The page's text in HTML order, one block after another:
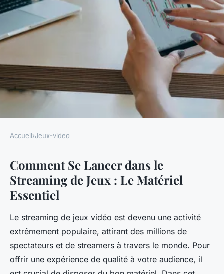
Quel matériel pour jouer en
streaming ?
Accueil›Jeux-video
Comment Se Lancer dans le
Streaming de Jeux : Le Matériel
Essentiel
Le streaming de jeux vidéo est devenu une activité
extrêmement populaire, attirant des millions de
spectateurs et de streamers à travers le monde. Pour
offrir une expérience de qualité à votre audience, il